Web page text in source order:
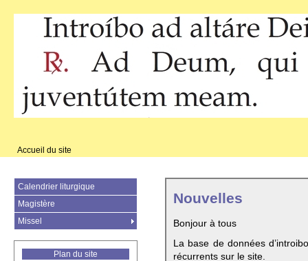
Accueil du site
Nouvelles
Bonjour à tous
La base de données
récurrents sur le site.
Calendrier liturgique
Magistère
Missel
Plan du site